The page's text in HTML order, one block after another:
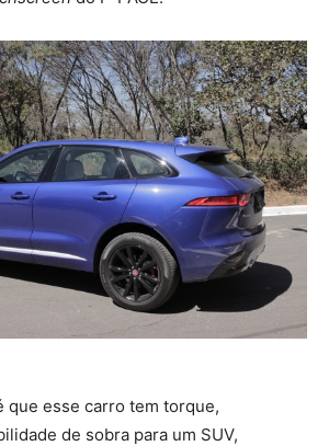
que esse carro tem torque,
de sobra para um SUV,